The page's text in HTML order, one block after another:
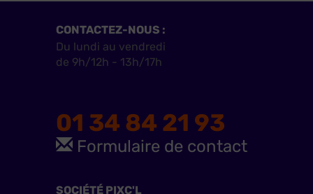
CONTACTEZ-NOUS :
Du lundi au vendredi
de 9h/12h - 13h/17h
01 34 84 21 93
Formulaire de contact
SOCIÉTÉ PIXC'L